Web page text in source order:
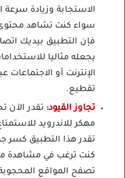
الاستجابة وزيادة سرعة
فإن التطبيق بيديك
يجعله مثاليا
الإنترنت أو الاجتماعات
تقطيع.
تجاوز القيود: تقدر الآن
مهكرللاندرويد
تقدر هذا التطبيق كسر
كنت ترغب في مشاهدة
تصفح المواقع